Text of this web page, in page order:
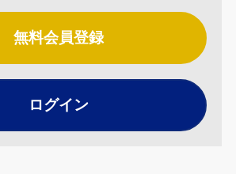
無料会員登録
ログイン